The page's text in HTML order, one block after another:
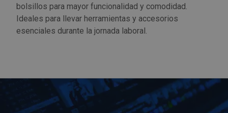
bolsillos para mayor funcionalidad y comodidad.
Ideales para llevar herramientas y accesorios
esenciales durante la jornada laboral.